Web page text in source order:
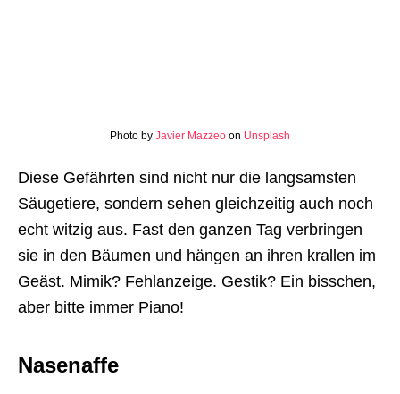
Photo by Javier Mazzeo on Unsplash
Diese Gefährten sind nicht nur die langsamsten
Säugetiere, sondern sehen gleichzeitig auch noch
echt witzig aus. Fast den ganzen Tag verbringen
sie in den Bäumen und hängen an ihren krallen im
Geäst. Mimik? Fehlanzeige. Gestik? Ein bisschen,
aber bitte immer Piano!
Nasenaffe